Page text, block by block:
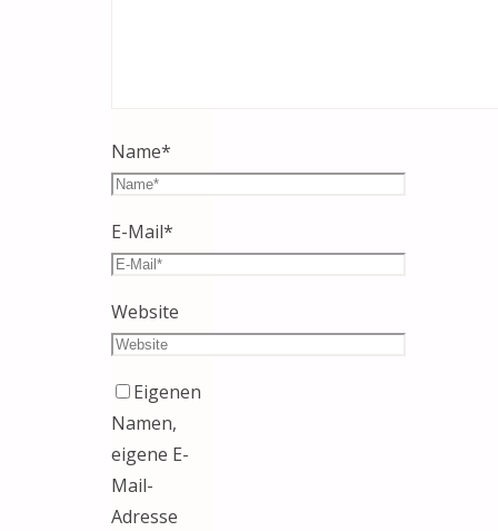
Name*
E-Mail*
Website
Eigenen
Namen,
eigene E-
Mail-
Adresse